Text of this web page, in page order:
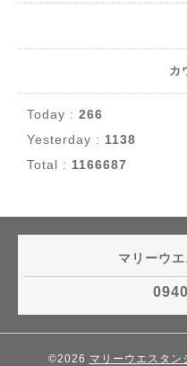
カ
Today : 266
Yesterday : 1138
Total : 1166687
マリーウ
©2026 マリーウエスタン